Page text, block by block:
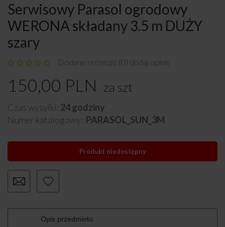
Serwisowy Parasol ogrodowy
WERONA składany 3.5 m DUŻY
szary
Dodane recenzje (0) dodaj opinię
150,00 PLN za szt
Czas wysyłki: 24 godziny
Numer katalogowy : PARASOL_SUN_3M
Opis przedmiotu